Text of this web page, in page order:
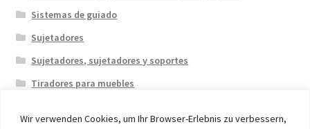
Wir verwenden Cookies, um Ihr Browser-Erlebnis zu verbessern,
Sistemas de guiado
Sujetadores
Sujetadores, sujetadores y soportes
Tiradores para muebles